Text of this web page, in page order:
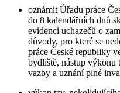
oznámit Úřadu práce
do 8 kalendářních dnů
evidenci uchazečů o
důvody, pro které se
práce České republiky
bydliště, nástup výkonu
vazby a uznání plné